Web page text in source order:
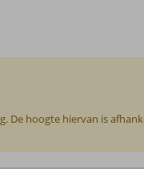
hoogte hiervan is